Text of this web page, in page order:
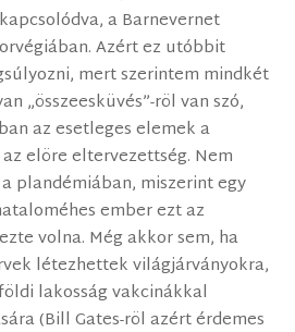
a Barnevernet
Azért ez utóbbit
mert szerintem mindkét
„összeesküvés”-röl van szó,
az esetleges elemek a
elöre eltervezettség. Nem
plandémiában, miszerint egy
ember ezt az
volna. Még akkor sem, ha
létezhettek világjárványokra,
lakosság vakcinákkal
(Bill Gates-röl azért érdemes